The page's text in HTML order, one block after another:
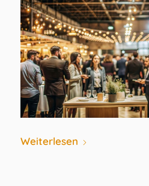
Weiterlesen